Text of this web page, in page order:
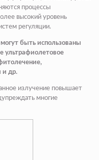
процессы
высокий уровень
регуляции.
быть использованы
ультрафиолетовое
и др.
излучение повышает
многие